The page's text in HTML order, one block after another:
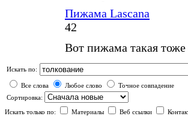
Пижама Lascana
42
Вот пижама такая тоже
Искать по:
Все слова Любое слово
Точное совпадение
Сортировка:
Искать только по:
Материалы Веб ссылки